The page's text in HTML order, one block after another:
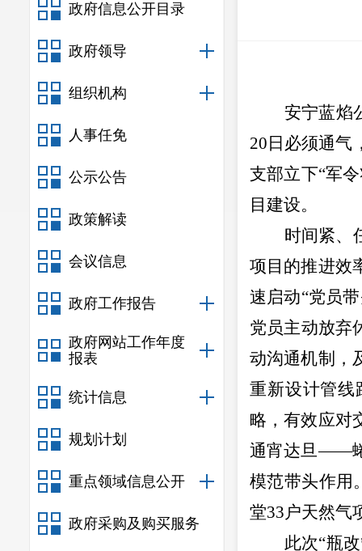
政府信息公开目录
政府领导
组织机构
人事任免
公示公告
政策解读
会议信息
政府工作报告
政府网站工作年度
报表
统计信息
规划计划
重点领域信息公开
政府采购及购买服务
安宁蓝焰
20 日必须通气
支部立下“军
目建设。
时间紧、
项目的推进效
速启动“党员
党员主动放弃
动沟通机制，
重新设计管线
略，有效应对
通宵达旦——
模范带头作用
堂33户天然气
此次“瓶